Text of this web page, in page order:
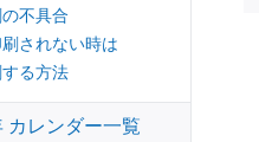
不具合
されない時は
る方法
カレンダー一覧